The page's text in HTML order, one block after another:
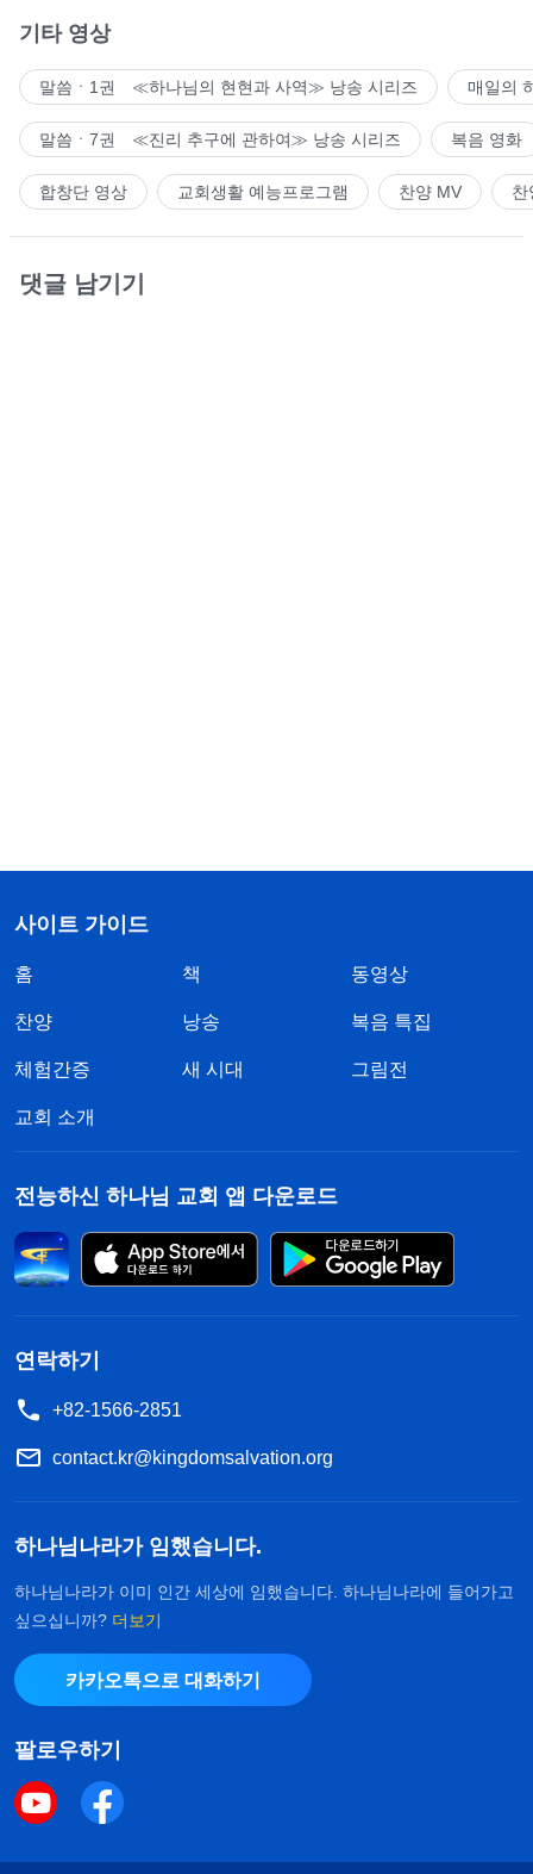
기타 영상
말씀ㆍ1권 ≪하나님의 현현과 사역≫ 낭송 시리즈 매일의
말씀ㆍ7권 ≪진리 추구에 관하여≫ 낭송 시리즈 복음 영화
합창단 영상 교회생활 예능프로그램 찬양 MV 찬
댓글 남기기
사이트 가이드
홈 책 동영상
찬양 낭송 복음 특집
체험간증 새 시대 그림전
교회 소개
전능하신 하나님 교회 앱 다운로드
연락하기
+82-1566-2851
contact.kr@kingdomsalvation.org
하나님나라가 임했습니다.
하나님나라가 이미 인간 세상에 임했습니다. 하나님나라에 들어가고
싶으십니까? 더보기
카카오톡으로 대화하기
팔로우하기